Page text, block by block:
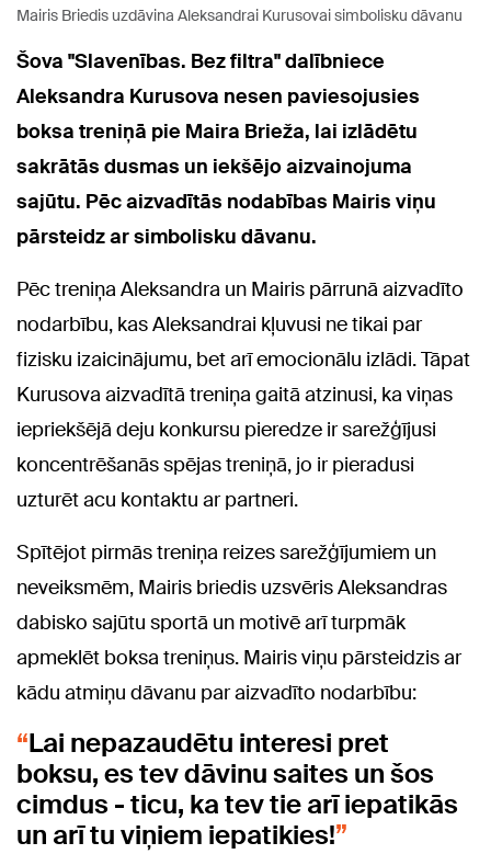
Mairis Briedis uzdāvina Aleksandrai Kurusovai simbolisku dāvanu
Šova "Slavenības. Bez filtra" dalībniece
Aleksandra Kurusova nesen paviesojusies
boksa treniņā pie Maira Brieža, lai izlādētu
sakrātās dusmas un iekšējo aizvainojuma
sajūtu. Pēc aizvadītās nodabības Mairis viņu
pārsteidz ar simbolisku dāvanu.
Pēc treniņa Aleksandra un Mairis pārrunā aizvadīto
nodarbību, kas Aleksandrai kļuvusi ne tikai par
fizisku izaicinājumu, bet arī emocionālu izlādi. Tāpat
Kurusova aizvadītā treniņa gaitā atzinusi, ka viņas
iepriekšējā deju konkursu pieredze ir sarežģījusi
koncentrēšanās spējas treniņā, jo ir pieradusi
uzturēt acu kontaktu ar partneri.
Spītējot pirmās treniņa reizes sarežģījumiem un
neveiksmēm, Mairis briedis uzsvēris Aleksandras
dabisko sajūtu sportā un motivē arī turpmāk
apmeklēt boksa treniņus. Mairis viņu pārsteidzis ar
kādu atmiņu dāvanu par aizvadīto nodarbību:
Lai nepazaudētu interesi pret
boksu, es tev dāvinu saites un šos
cimdus - ticu, ka tev tie arī iepatikās
un arī tu viņiem iepatikies!